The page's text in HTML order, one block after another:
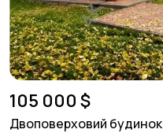
105 000 $
Двоповерховий будинок